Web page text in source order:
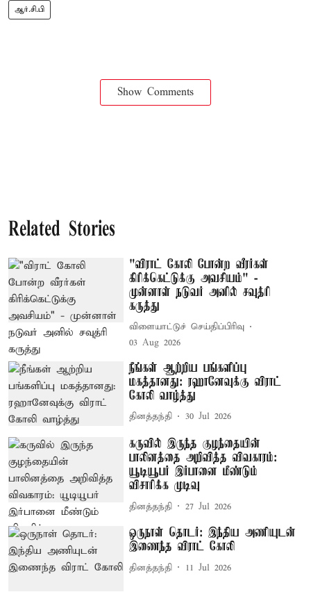
ஆர்.சி.பி
Show Comments
Related Stories
"விராட் கோலி போன்ற வீரர்கள்
கிரிக்கெட்டுக்கு அவசியம்" -
முன்னாள் நடுவர் அனில் சவுத்ரி
கருத்து
விளையாட்டுச் செய்திப்பிரிவு
03 Aug 2026
நீங்கள் ஆற்றிய பங்களிப்பு
மகத்தானது: ரஹானேவுக்கு விராட்
கோலி வாழ்த்து
தினத்தந்தி 30 Jul 2026
கருவில் இருந்த குழந்தையின்
பாலினத்தை அறிவித்த விவகாரம்:
யூடியூபர் இர்பானை மீண்டும்
விசாரிக்க முடிவு
தினத்தந்தி 27 Jul 2026
ஒருநாள் தொடர்: இந்திய அணியுடன்
இணைந்த விராட் கோலி
தினத்தந்தி 11 Jul 2026